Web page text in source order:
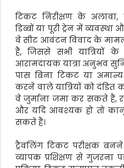
टिकट निरीक्षण के अलावा,
डिब्बों या पूरी ट्रेन में व्यवस्था
वे सीट आवंटन विवाद के
हैं, जिससे सभी
आरामदायक यात्रा अनुभव
पास बिना टिकट या
करने वाले यात्रियों को दंडित
वे जुर्माना जमा कर सकते हैं,
और यदि आवश्यक हो तो
सकते हैं।
ट्रैवलिंग टिकट परीक्षक
व्यापक प्रशिक्षण से गुजरना